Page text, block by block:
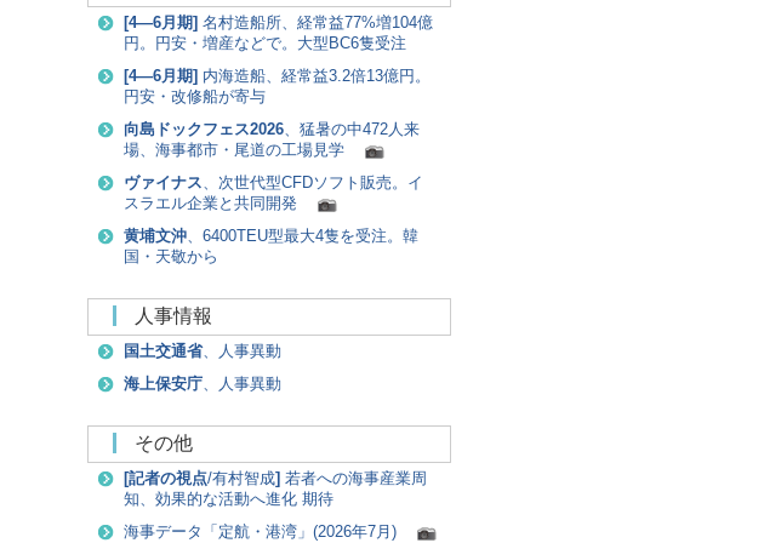
[4―6月期] 名村造船所、経常益77%増104億
円。円安・増産などで。大型BC6隻受注
[4―6月期] 内海造船、経常益3.2倍13億円。
円安・改修船が寄与
向島ドックフェス2026、猛暑の中472人来
場、海事都市・尾道の工場見学
ヴァイナス、次世代型CFDソフト販売。イ
スラエル企業と共同開発
黄埔文沖、6400TEU型最大4隻を受注。韓
国・天敬から
人事情報
国土交通省、人事異動
海上保安庁、人事異動
その他
[記者の視点/有村智成] 若者への海事産業周
知、効果的な活動へ進化 期待
海事データ「定航・港湾」(2026年7月)